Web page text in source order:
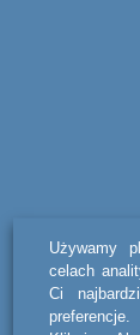
Używamy
celach
Ci
preferencje.